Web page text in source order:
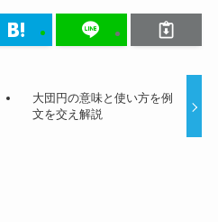
大団円の意味と使い方を例
文を交え解説